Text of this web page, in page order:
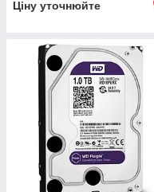
Ціну уточнюйте